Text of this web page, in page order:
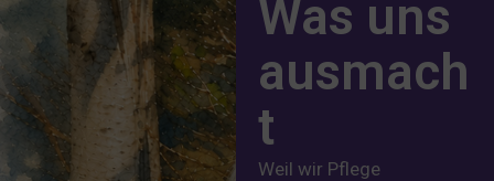
Was uns
ausmach
t
Weil wir Pflege